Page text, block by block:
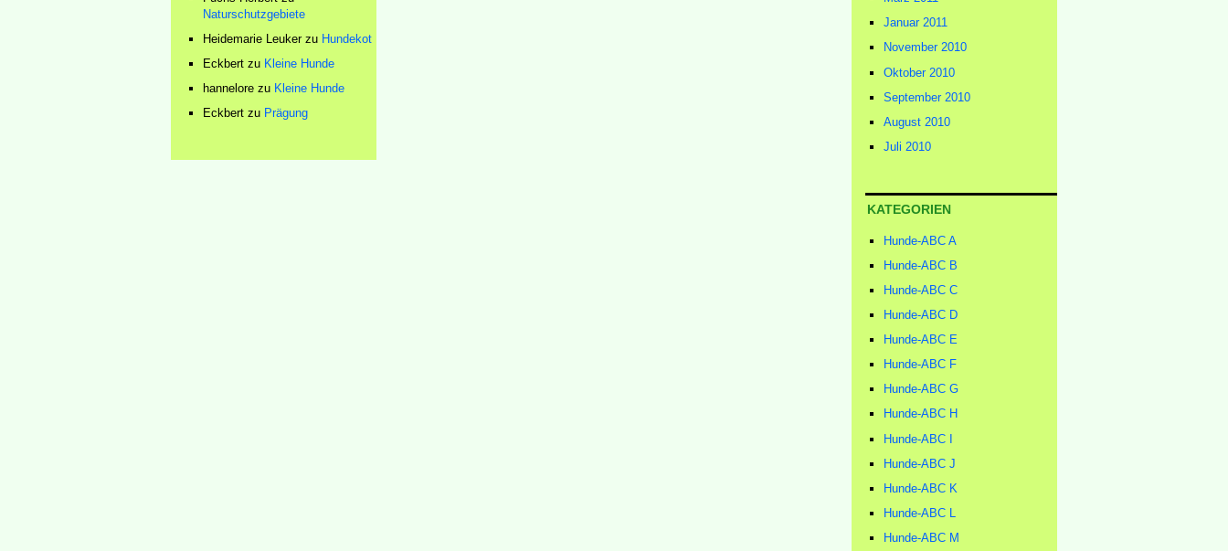
Naturschutzgebiete
Heidemarie Leukerzu Hundekot
Eckbert zu Kleine Hunde
hannelore zu Kleine Hunde
Eckbert zu Prägung
Januar 2011
November 2010
Oktober 2010
September 2010
August 2010
Juli 2010
KATEGORIEN
Hunde-ABC A
Hunde-ABC B
Hunde-ABC C
Hunde-ABC D
Hunde-ABC E
Hunde-ABC F
Hunde-ABC G
Hunde-ABC H
Hunde-ABC I
Hunde-ABC J
Hunde-ABC K
Hunde-ABC L
Hunde-ABC M